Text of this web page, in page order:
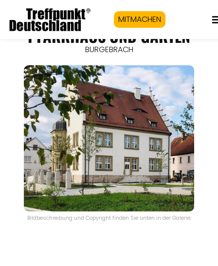
MITMACHEN
PFARRHAUS UND GARTEN
BURGEBRACH
Bildbeschreibung und Copyright finden Sie unten in der Galerie.